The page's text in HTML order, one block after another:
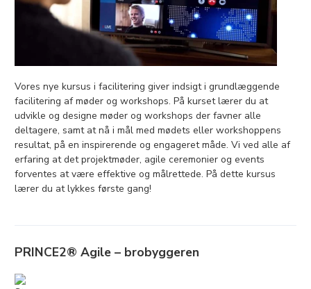
Vores nye kursus i facilitering giver indsigt i grundlæggende
facilitering af møder og workshops. På kurset lærer du at
udvikle og designe møder og workshops der favner alle
deltagere, samt at nå i mål med mødets eller workshoppens
resultat, på en inspirerende og engageret måde. Vi ved alle af
erfaring at det projektmøder, agile ceremonier og events
forventes at være effektive og målrettede. På dette kursus
lærer du at lykkes første gang!
PRINCE2® Agile – brobyggeren